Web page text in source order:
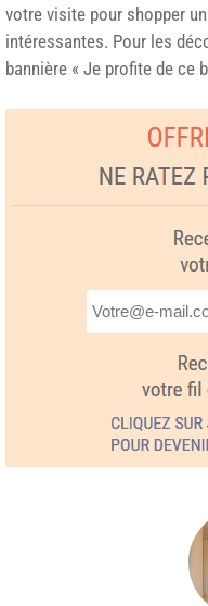
votre visite pour shopper
intéressantes. Pour les
bannière « Je profite de ce